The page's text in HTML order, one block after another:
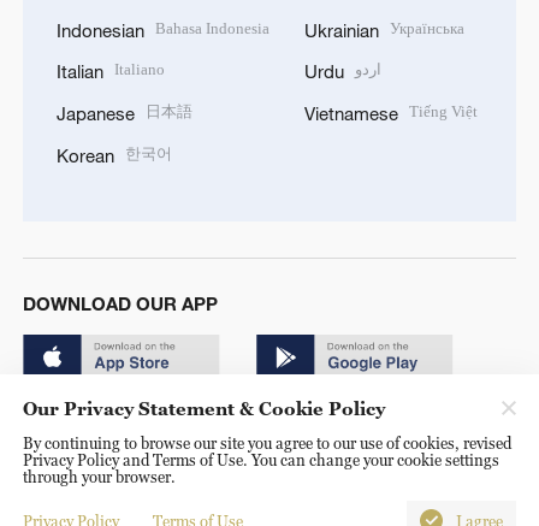
Indonesian Bahasa Indonesia
Italian Italiano
Japanese 日本語
Korean 한국어
Ukrainian Українська
Urdu اردو
Vietnamese Tiếng Việt
DOWNLOAD OUR APP
© China Radio International.CRI. All Rights Reserved. 16A
Shijingshan Road, Beijing, China. 100040
Our Privacy Statement & Cookie Policy
By continuing to browse our site you agree to our use of cookies, revised
Privacy Policy and Terms of Use. You can change your cookie settings
through your browser.
Privacy Policy Terms of Use I agree